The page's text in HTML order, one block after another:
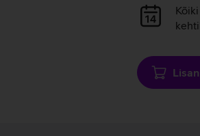
Andmete
laadimine